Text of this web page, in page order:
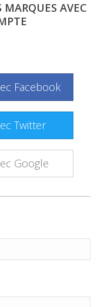
AVEC
Facebook
Twitter
Google